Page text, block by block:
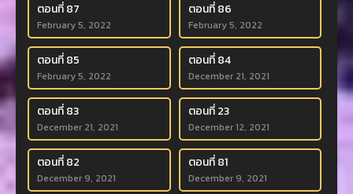
ตอนที่ 87
February 5, 2022
ตอนที่ 86
February 5, 2022
ตอนที่ 85
February 5, 2022
ตอนที่ 84
December 21, 2021
ตอนที่ 83
December 21, 2021
ตอนที่ 23
December 12, 2021
ตอนที่ 82
December 9, 2021
ตอนที่ 81
December 9, 2021